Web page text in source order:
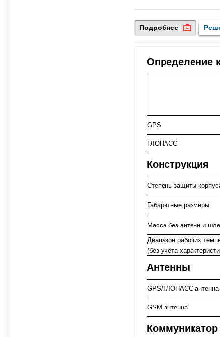
Подробнее
Определение
GPS
ГЛОНАСС
Конструкция
Степень защиты
Габаритные размеры
Масса без антенн и
Диапазон рабочих
(без учёта
Антенны
GPS/ГЛОНАСС-антенна
GSM-антенна
Коммуникатор